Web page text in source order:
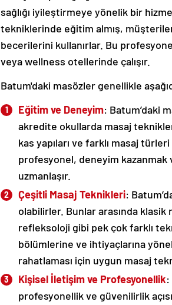
sağlığı iyileştirmeye yönelik bir
tekniklerinde eğitim almış,
becerilerini kullanırlar. Bu
veya wellness otellerinde çalışır.
Batum'daki masözler genellikle
Eğitim ve Deneyim: Batum’daki
akredite okullarda masaj
kas yapıları ve farklı masaj
profesyonel, deneyim kazanmak
uzmanlaşır.
Çeşitli Masaj Teknikleri:
olabilirler. Bunlar arasında klasik
refleksoloji gibi pek çok farklı
bölümlerine ve ihtiyaçlarına
rahatlaması için uygun masaj
Kişisel İletişim ve Profesyonellik
profesyonellik ve güvenilirlik